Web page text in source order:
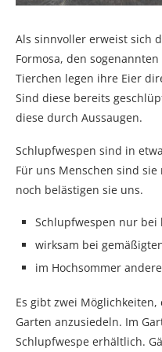
Als sinnvoller erweist sich
Formosa, den
Tierchen legen ihre Eier
Sind diese bereits
diese durch Aussaugen.
Schlupfwespen sind in
Für uns Menschen sind
noch belästigen sie uns.
Schlupfwespen nur bei
wirksam bei
im Hochsommer
Es gibt zwei
Garten anzusiedeln. Im
Schlupfwespe erhältlich.